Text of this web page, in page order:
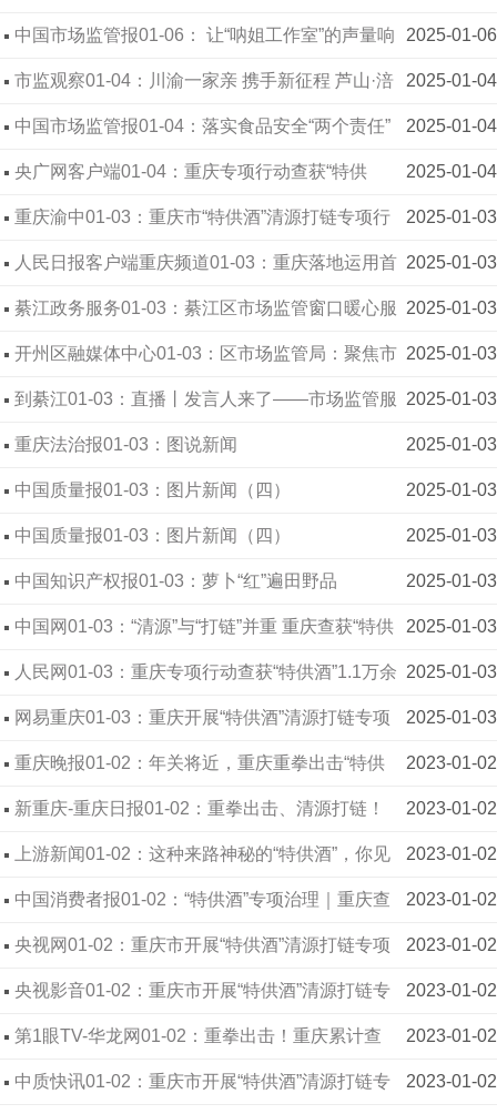
龙坡区市场监管局打出优化营商环境 “组合拳” 2025-01-06
中国市场监管报01-06： 让“呐姐工作室”的声量响
彻龙乡 ——记重庆市铜梁区市场监管局消费者权益
保护科
2025-01-04
市监观察01-04：川渝一家亲 携手新征程 芦山·涪
陵市监共谱成渝双城经济圈新篇章 2025-01-04
中国市场监管报01-04：落实食品安全“两个责任”
2025-01-04
央广网客户端01-04：重庆专项行动查获“特供
酒”1.1万余瓶 2025-01-03
重庆渝中01-03：重庆市“特供酒”清源打链专项行
动集中宣传活动在渝中举行 2025-01-03
人民日报客户端重庆频道01-03：重庆落地运用首
个“信用+执法”综合场景 2025-01-03
綦江政务服务01-03：綦江区市场监管窗口暖心服
务获企业点赞 2025-01-03
开州区融媒体中心01-03：区市场监管局：聚焦市
场主体“个转企” 转出民营经济发展新活力 2025-01-03
到綦江01-03：直播丨发言人来了——市场监管服
务“零距离” 新闻发布活动 2025-01-03
重庆法治报01-03：图说新闻
2025-01-03
中国质量报01-03：图片新闻（四）
2025-01-03
中国质量报01-03：图片新闻（四）
2025-01-03
中国知识产权报01-03：萝卜“红”遍田野品
牌“甜”透人心 2025-01-03
中国网01-03：​“清源”与“打链”并重 重庆查获“特供
酒”1.1万余瓶 2025-01-03
人民网01-03：重庆专项行动查获“特供酒”1.1万余
瓶 2025-01-03
网易重庆01-03：重庆开展“特供酒”清源打链专项
行动 2023-01-02
重庆晚报01-02：年关将近，重庆重拳出击“特供
酒”消费陷阱 2023-01-02
新重庆-重庆日报01-02：重拳出击、清源打链！
重庆累计查获“特供酒”1.1万余瓶 2023-01-02
上游新闻01-02：这种来路神秘的“特供酒”，你见
过没？重庆已查获上万瓶 2023-01-02
中国消费者报01-02：“特供酒”专项治理｜重庆查
获“特供酒”1.1万余瓶 捣毁制假窝点5个 2023-01-02
央视网01-02：重庆市开展“特供酒”清源打链专项
行动 2023-01-02
央视影音01-02：重庆市开展“特供酒”清源打链专
项行动 2023-01-02
第1眼TV-华龙网01-02：重拳出击！重庆累计查
获“特供酒”上万瓶 2023-01-02
中质快讯01-02：重庆市开展“特供酒”清源打链专